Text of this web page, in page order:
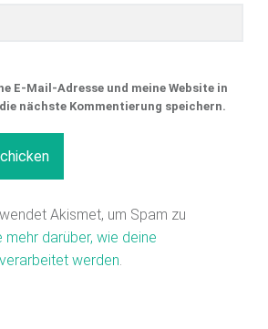
E-Mail-Adresse und meine Website in
nächste Kommentierung speichern.
Akismet, um Spam zu
mehr darüber, wie deine
werden.